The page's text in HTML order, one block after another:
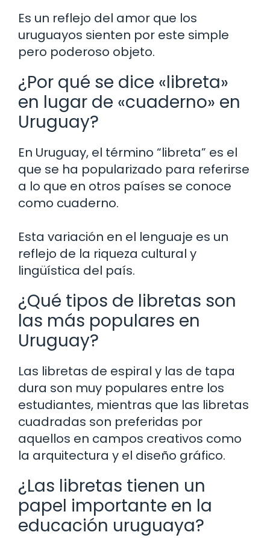
Es un reflejo del amor que los
uruguayos sienten por este simple
pero poderoso objeto.
¿Por qué se dice «libreta»
en lugar de «cuaderno» en
Uruguay?
En Uruguay, el término “libreta” es el
que se ha popularizado para referirse
a lo que en otros países se conoce
como cuaderno.
Esta variación en el lenguaje es un
reflejo de la riqueza cultural y
lingüística del país.
¿Qué tipos de libretas son
las más populares en
Uruguay?
Las libretas de espiral y las de tapa
dura son muy populares entre los
estudiantes, mientras que las libretas
cuadradas son preferidas por
aquellos en campos creativos como
la arquitectura y el diseño gráfico.
¿Las libretas tienen un
papel importante en la
educación uruguaya?